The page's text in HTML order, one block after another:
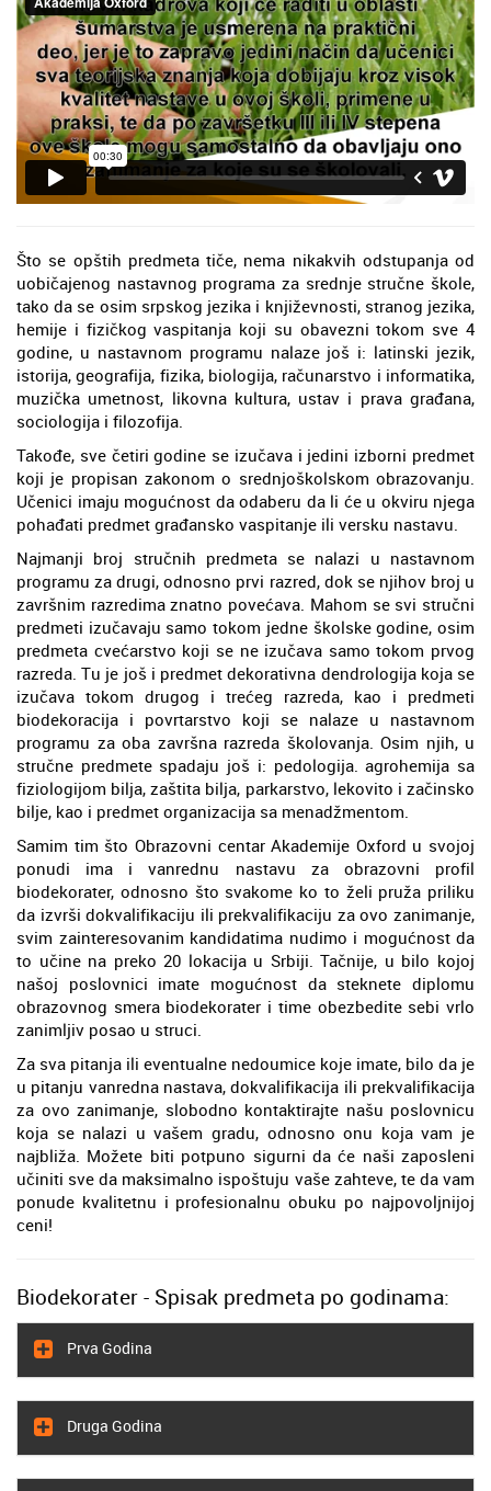
Što se opštih predmeta tiče, nema nikakvih odstupanja od
uobičajenog nastavnog programa za srednje stručne škole,
tako da se osim srpskog jezika i književnosti, stranog jezika,
hemije i fizičkog vaspitanja koji su obavezni tokom sve 4
godine, u nastavnom programu nalaze još i: latinski jezik,
istorija, geografija, fizika, biologija, računarstvo i informatika,
muzička umetnost, likovna kultura, ustav i prava građana,
sociologija i filozofija.
Takođe, sve četiri godine se izučava i jedini izborni predmet
koji je propisan zakonom o srednjoškolskom obrazovanju.
Učenici imaju mogućnost da odaberu da li će u okviru njega
pohađati predmet građansko vaspitanje ili versku nastavu.
Najmanji broj stručnih predmeta se nalazi u nastavnom
programu za drugi, odnosno prvi razred, dok se njihov broj u
završnim razredima znatno povećava. Mahom se svi stručni
predmeti izučavaju samo tokom jedne školske godine, osim
predmeta cvećarstvo koji se ne izučava samo tokom prvog
razreda. Tu je još i predmet dekorativna dendrologija koja se
izučava tokom drugog i trećeg razreda, kao i predmeti
biodekoracija i povrtarstvo koji se nalaze u nastavnom
programu za oba završna razreda školovanja. Osim njih, u
stručne predmete spadaju još i: pedologija. agrohemija sa
fiziologijom bilja, zaštita bilja, parkarstvo, lekovito i začinsko
bilje, kao i predmet organizacija sa menadžmentom.
Samim tim što Obrazovni centar Akademije Oxford u svojoj
ponudi ima i vanrednu nastavu za obrazovni profil
biodekorater, odnosno što svakome ko to želi pruža priliku
da izvrši dokvalifikaciju ili prekvalifikaciju za ovo zanimanje,
svim zainteresovanim kandidatima nudimo i mogućnost da
to učine na preko 20 lokacija u Srbiji. Tačnije, u bilo kojoj
našoj poslovnici imate mogućnost da steknete diplomu
obrazovnog smera biodekorater i time obezbedite sebi vrlo
zanimljiv posao u struci.
Za sva pitanja ili eventualne nedoumice koje imate, bilo da je
u pitanju vanredna nastava, dokvalifikacija ili prekvalifikacija
za ovo zanimanje, slobodno kontaktirajte našu poslovnicu
koja se nalazi u vašem gradu, odnosno onu koja vam je
najbliža. Možete biti potpuno sigurni da će naši zaposleni
učiniti sve da maksimalno ispoštuju vaše zahteve, te da vam
ponude kvalitetnu i profesionalnu obuku po najpovoljnijoj
ceni!
Biodekorater - Spisak predmeta po godinama:
Prva Godina
Druga Godina